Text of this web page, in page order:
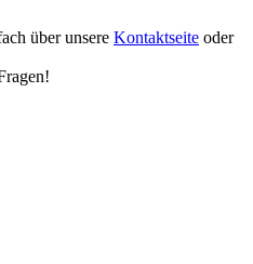
über unsere Kontaktseite oder